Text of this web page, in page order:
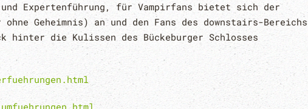
Expertenführung, für Vampirfans bietet sich der
ohne Geheimnis) an und den Fans des downstairs-Bereichs
hinter die Kulissen des Bückeburger Schlosses